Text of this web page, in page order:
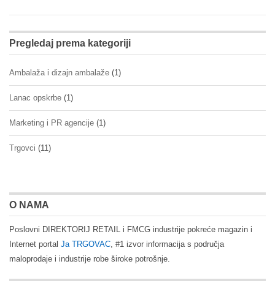
Pregledaj prema kategoriji
Ambalaža i dizajn ambalaže (1)
Lanac opskrbe (1)
Marketing i PR agencije (1)
Trgovci (11)
O NAMA
Poslovni DIREKTORIJ RETAIL i FMCG industrije pokreće magazin i
Internet portal Ja TRGOVAC, #1 izvor informacija s područja
maloprodaje i industrije robe široke potrošnje.